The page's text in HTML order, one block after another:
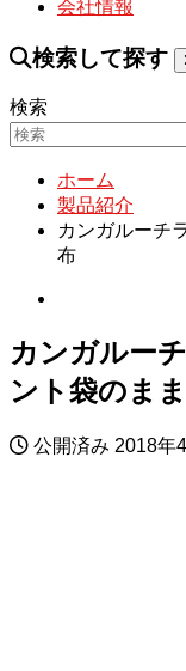
会社情報
検索して探す
検索
ホーム
製品紹介
カンガルーチ
布
カンガルー
ント袋のま
公開済み 2018年